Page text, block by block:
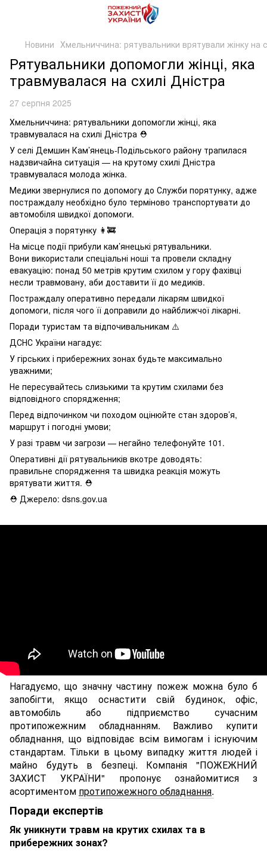
Новини Хмельниччина: рятувальники врятували жінку на
Рятувальники допомогли жінці, яка
травмувалася на схилі Дністра
27 серпня 2025
Хмельниччина: рятувальники допомогли жінці, яка
травмувалася на схилі Дністра ⛑️
У селі Демшин Кам’янець-Подільського району трапилася
надзвичайна ситуація — на крутому схилі Дністра
травмувалася молода жінка.
Медики звернулися по допомогу до Служби порятунку, адже
постраждалу необхідно було терміново транспортувати до
автомобіля швидкої допомоги.
Операція з порятунку 👩‍🚒
На місце події прибули кам’янецькі рятувальники.
Вони використали спеціальні ноші та провели складну
евакуацію: понад 50 метрів крутим схилом у гору фахівці
несли травмовану, аби доставити її до медиків.
Постраждалу оперативно передали лікарям швидкої
допомоги, після чого її доправили до найближчої лікарні.
Поради туристам та відпочивальникам ⚠️
ДСНС України нагадує:
У гірських і прибережних зонах будьте максимально
уважними;
Не пересувайтесь слизькими та крутим схилами без
відповідного спорядження;
Перед відпочинком чи походом оцінюйте стан здоров’я,
маршрут і погодні умови;
У разі травм чи загрози — негайно телефонуйте 101.
Оперативні дії рятувальників вкотре доводять:
правильне спорядження та швидка реакція можуть
врятувати життя. ⛑️
⛑ Джерело: dsns.gov.ua
Нагадуємо, що значну частину пожеж можна було б
запобігти, якщо оснастити свій будинок, офіс,
автомобіль або підприємство сучасним
протипожежним обладнанням. Важливо купити
обладнання, що відповідає всім вимогам і існуючим
стандартам. Тільки в цьому випадку життя людей і
майно будуть в безпеці. Компанія "ПОЖЕЖНИЙ
ЗАХИСТ УКРАЇНИ" пропонує ознайомитися з
асортиментом протипожежного обладнання.
Поради експертів
Як уникнути травм на крутих схилах та в
прибережних зонах?